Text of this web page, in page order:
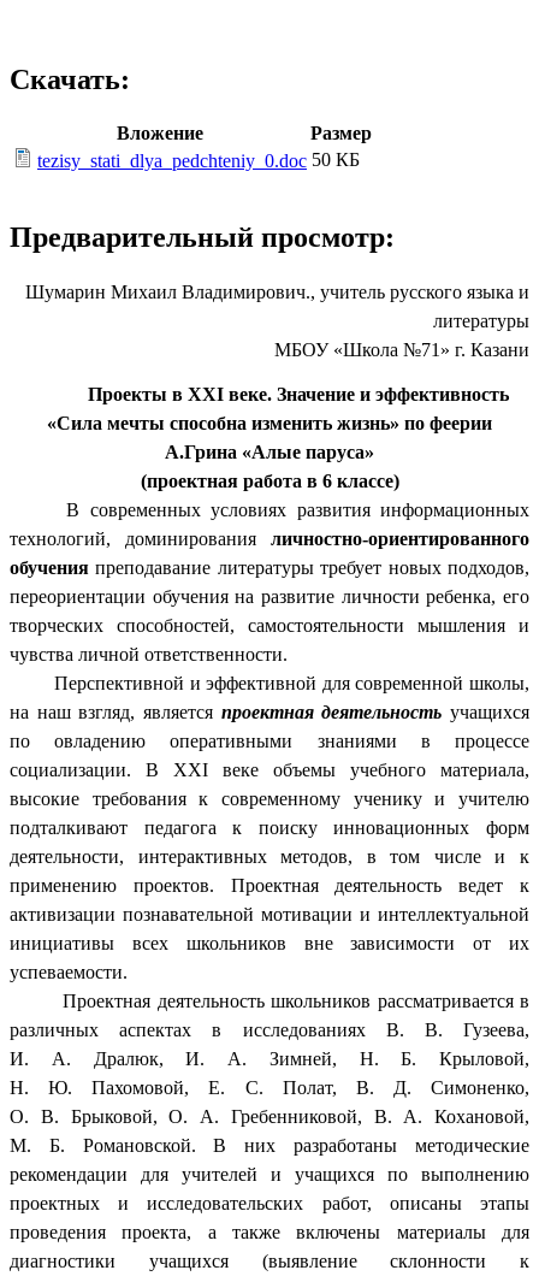
Скачать:
Вложение
Размер
tezisy_stati_dlya_pedchteniy_0.doc 50 КБ
Предварительный просмотр:
Шумарин Михаил Владимирович., учитель русского языка и
литературы
МБОУ «Школа №71» г. Казани
Проекты в XXI веке. Значение и эффективность
«Сила мечты способна изменить жизнь» по феерии
А.Грина «Алые паруса»
(проектная работа в 6 классе)
В современных условиях развития информационных
технологий, доминирования личностно-ориентированного
обучения преподавание литературы требует новых подходов,
переориентации обучения на развитие личности ребенка, его
творческих способностей, самостоятельности мышления и
чувства личной ответственности.
Перспективной и эффективной для современной школы,
на наш взгляд, является проектная деятельность учащихся
по овладению оперативными знаниями в процессе
социализации. В XXI веке объемы учебного материала,
высокие требования к современному ученику и учителю
подталкивают педагога к поиску инновационных форм
деятельности, интерактивных методов, в том числе и к
применению проектов. Проектная деятельность ведет к
активизации познавательной мотивации и интеллектуальной
инициативы всех школьников вне зависимости от их
успеваемости.
Проектная деятельность школьников рассматривается в
различных аспектах в исследованиях В. В. Гузеева,
И. А. Дралюк, И. А. Зимней, Н. Б. Крыловой,
Н. Ю. Пахомовой, Е. С. Полат, В. Д. Симоненко,
О. В. Брыковой, О. А. Гребенниковой, В. А. Кохановой,
М. Б. Романовской. В них разработаны методические
рекомендации для учителей и учащихся по выполнению
проектных и исследовательских работ, описаны этапы
проведения проекта, а также включены материалы для
диагностики учащихся (выявление склонности к